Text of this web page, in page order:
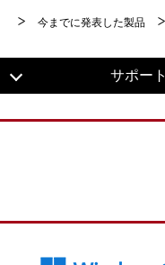
今までに発表した製品
サポート